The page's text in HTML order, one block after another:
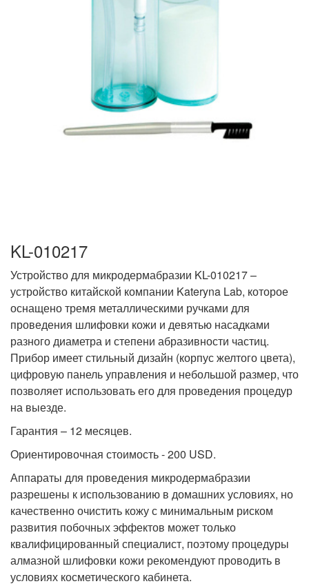
KL-010217
Устройство для микродермабразии KL-010217 –
устройство китайской компании Kateryna Lab, которое
оснащено тремя металлическими ручками для
проведения шлифовки кожи и девятью насадками
разного диаметра и степени абразивности частиц.
Прибор имеет стильный дизайн (корпус желтого цвета),
цифровую панель управления и небольшой размер, что
позволяет использовать его для проведения процедур
на выезде.
Гарантия – 12 месяцев.
Ориентировочная стоимость - 200 USD.
Аппараты для проведения микродермабразии
разрешены к использованию в домашних условиях, но
качественно очистить кожу с минимальным риском
развития побочных эффектов может только
квалифицированный специалист, поэтому процедуры
алмазной шлифовки кожи рекомендуют проводить в
условиях косметического кабинета.